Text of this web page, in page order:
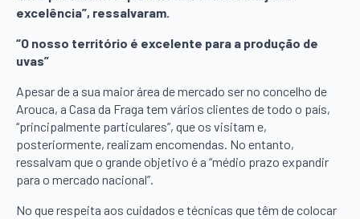
excelência”, ressalvaram.
“O nosso território é excelente para a produção de
uvas”
Apesar de a sua maior área de mercado ser no concelho de
Arouca, a Casa da Fraga tem vários clientes de todo o país,
“principalmente particulares”, que os visitam e,
posteriormente, realizam encomendas. No entanto,
ressalvam que o grande objetivo é a “médio prazo expandir
para o mercado nacional”.
No que respeita aos cuidados e técnicas que têm de colocar